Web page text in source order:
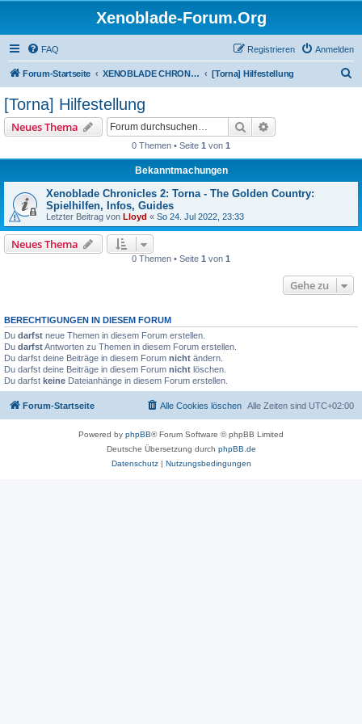
Xenoblade-Forum.Org
FAQ Anmelden
Registrieren
Forum-Startseite XENOBLADE CHRONICLES 2: TORNA - THE GOLDEN COUNTRY [Torna] Hilfestellung
[Torna] Hilfestellung
Neues Thema Suche
0 Themen • Seite 1 von 1
Bekanntmachungen
Xenoblade Chronicles 2: Torna - The Golden Country:
Spielhilfen, Infos, Guides
Letzter Beitrag von Lloyd « So 24. Jul 2022, 23:33
Neues Thema
0 Themen • Seite 1 von 1
Gehe zu
BERECHTIGUNGEN IN DIESEM FORUM
Du darfst neue Themen in diesem Forum erstellen.
Du darfstAntworten zu Themen in diesem Forum erstellen.
Du darfst deine Beiträge in diesem Forum nicht ändern.
Du darfst deine Beiträge in diesem Forum nicht löschen.
Du darfst keine Dateianhänge in diesem Forum erstellen.
Forum-Startseite Alle Zeiten sind UTC+02:00
Alle Cookies löschen
Powered by phpBB® Forum Software © phpBB Limited
Deutsche Übersetzung durch phpBB.de
Datenschutz| Nutzungsbedingungen